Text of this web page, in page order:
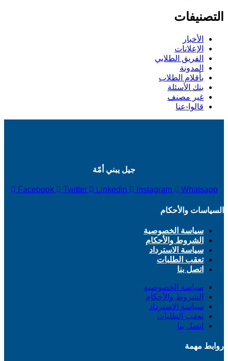
التصنيفات
الأخبار
الإعلانات
الفريق الطلابي
المدونة
بأقلام الطلاب
بنك الأسئلة
غير مصنف
قالوا-عنا
جيل يبني أمّة
Facebook Twitter Linkedin Instagram Whatsapp
السياسات والأحكام
سياسة الخصوصية
الشروط والأحكام
سياسة الاسترداد
تعقب الطلبات
اتصل بنا
سياسة الخصوصية
الشروط والأحكام
سياسة الاسترداد
تعقب الطلبات
اتصل بنا
روابط مهمة